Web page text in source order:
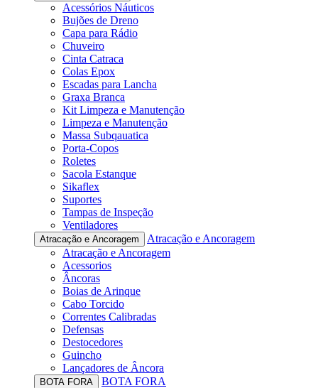
Acessórios Náuticos
Bujões de Dreno
Capa para Rádio
Chuveiro
Cinta Catraca
Colas Epox
Escadas para Lancha
Graxa Branca
Kit Limpeza e Manutenção
Limpeza e Manutenção
Massa Subqauatica
Porta-Copos
Roletes
Sacola Estanque
Sikaflex
Suportes
Tampas de Inspeção
Ventiladores
Atracação e Ancoragem
Atracação e Ancoragem
Atracação e Ancoragem
Acessorios
Âncoras
Boias de Arinque
Cabo Torcido
Correntes Calibradas
Defensas
Destocedores
Guincho
Lançadores de Âncora
BOTA FORA
BOTA FORA